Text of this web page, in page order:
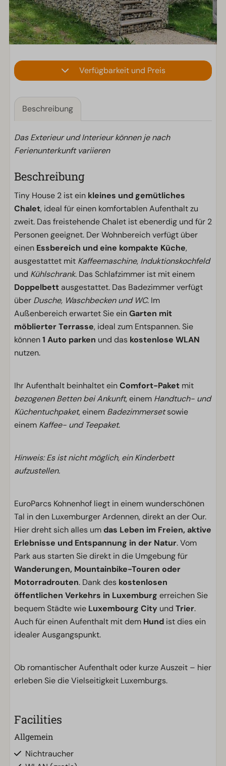
Verfügbarkeit und Preis
Beschreibung
Das Exterieur und Interieur können je nach
Ferienunterkunft variieren
Beschreibung
Tiny House 2 ist ein kleines und gemütliches
Chalet, ideal für einen komfortablen Aufenthalt zu
zweit. Das freistehende Chalet ist ebenerdig und für 2
Personen geeignet. Der Wohnbereich verfügt über
einen Essbereich und eine kompakte Küche,
ausgestattet mit Kaffeemaschine, Induktionskochfeld
und Kühlschrank. Das Schlafzimmer ist mit einem
Doppelbettausgestattet. Das Badezimmer verfügt
über Dusche, Waschbecken und WC. Im
Außenbereich erwartet Sie einGarten mit
möblierter Terrasse, ideal zum Entspannen. Sie
können1 Auto parken und das kostenlose WLAN
nutzen.
Ihr Aufenthalt beinhaltet einComfort-Paket mit
bezogenen Betten bei Ankunft, einem Handtuch- und
Küchentuchpaket, einem Badezimmersetsowie
einem Kaffee- und Teepaket.
Hinweis: Es ist nicht möglich, ein Kinderbett
aufzustellen.
EuroParcs Kohnenhof liegt in einem wunderschönen
Tal in den Luxemburger Ardennen, direkt an der Our.
Hier dreht sich alles umdas Leben im Freien, aktive
Erlebnisse und Entspannung in der Natur. Vom
Park aus starten Sie direkt in die Umgebung für
Wanderungen, Mountainbike-Touren oder
Motorradrouten. Dank des kostenlosen
öffentlichen Verkehrs in Luxemburg erreichen Sie
bequem Städte wie Luxembourg City und Trier.
Auch für einen Aufenthalt mit dem Hund ist dies ein
idealer Ausgangspunkt.
Ob romantischer Aufenthalt oder kurze Auszeit – hier
erleben Sie die Vielseitigkeit Luxemburgs.
Facilities
Allgemein
Nichtraucher